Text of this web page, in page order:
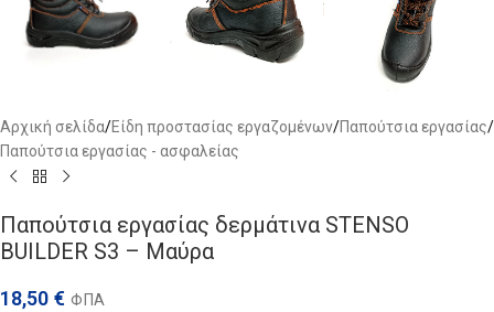
Αρχική σελίδα/Είδη προστασίας εργαζομένων/Παπούτσια εργασίας/
Παπούτσια εργασίας - ασφαλείας
Παπούτσια εργασίας δερμάτινα STENSO
BUILDER S3 – Μαύρα
18,50 € ΦΠΑ